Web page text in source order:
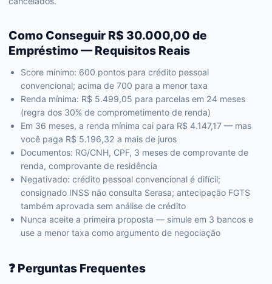
Como Conseguir R$ 30.000,00 de
Empréstimo — Requisitos Reais
Score mínimo: 600 pontos para crédito pessoal
convencional; acima de 700 para a menor taxa
Renda mínima: R$ 5.499,05 para parcelas em 24 meses
(regra dos 30% de comprometimento de renda)
Em 36 meses, a renda mínima cai para R$ 4.147,17 — mas
você paga R$ 5.196,32 a mais de juros
Documentos: RG/CNH, CPF, 3 meses de comprovante de
renda, comprovante de residência
Negativado: crédito pessoal convencional é difícil;
consignado INSS não consulta Serasa; antecipação FGTS
também aprovada sem análise de crédito
Nunca aceite a primeira proposta — simule em 3 bancos e
use a menor taxa como argumento de negociação
❓ Perguntas Frequentes